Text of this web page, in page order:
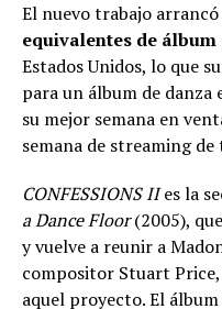
El nuevo trabajo
equivalentes de álbum
Estados Unidos, lo que
para un álbum de danza
su mejor semana en
semana de streaming
CONFESSIONS IIes la
a Dance Floor(2005),
y vuelve a reunir a
compositor Stuart
aquel proyecto. El